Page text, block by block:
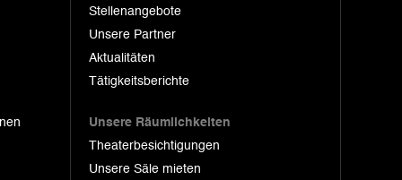
Stellenangebote
Unsere Partner
Aktualitäten
Tätigkeitsberichte
Unsere Räumlichkeiten
Theaterbesichtigungen
Unsere Säle mieten